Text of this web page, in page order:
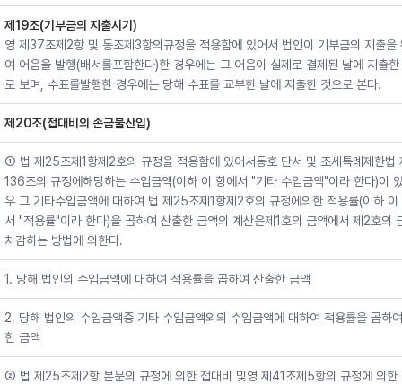
제19조(기부금의 지출시기)
영 제37조제2항 및 동조제3항의규정을 적용함에 있어서 법인이 기부금의 지출을
여 어음을 발행(배서를포함한다)한 경우에는 그 어음이 실제로 결제된 날에 지출
로 보며, 수표를발행한 경우에는 당해 수표를 교부한 날에 지출한 것으로 본다.
제20조(접대비의 손금불산입)
① 법 제25조제1항제2호의 규정을 적용함에 있어서동호 단서 및 조세특례제한법
136조의 규정에해당하는 수입금액(이하 이 항에서 "기타 수입금액"이라 한다)이
우 그 기타수입금액에 대하여 법 제25조제1항제2호의 규정에의한 적용률(이하 이
서 "적용률"이라 한다)을 곱하여 산출한 금액의 계산은제1호의 금액에서 제2호의
차감하는 방법에 의한다.
1. 당해 법인의 수입금액에 대하여 적용률을 곱하여 산출한 금액
2. 당해 법인의 수입금액중 기타 수입금액외의 수입금액에 대하여 적용률을 곱하
한 금액
② 법 제25조제2항 본문의 규정에 의한 접대비 및영 제41조제5항의 규정에 의한